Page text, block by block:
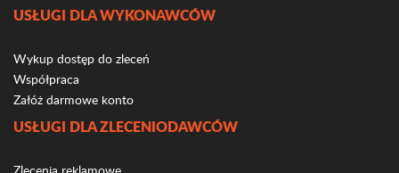
USŁUGI DLA WYKONAWCÓW
Wykup dostęp do zleceń
Współpraca
Załóż darmowe konto
USŁUGI DLA ZLECENIODAWCÓW